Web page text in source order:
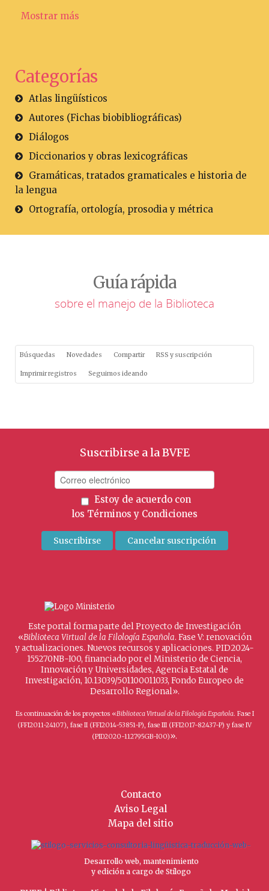
Mostrar más
Categorías
Atlas lingüísticos
Autores (Fichas biobibliográficas)
Diálogos
Diccionarios y obras lexicográficas
Gramáticas, tratados gramaticales e historia de
la lengua
Ortografía, ortología, prosodia y métrica
Guía rápida
sobre el manejo de la Biblioteca
Búsquedas Novedades Compartir RSS y suscripción
Imprimir registros Seguimos ideando
Suscribirse a la BVFE
Estoy de acuerdo con
los Términos y Condiciones
Este portal forma parte del Proyecto de Investigación
«Biblioteca Virtual de la Filología Española. Fase V: renovación
y actualizaciones. Nuevos recursos y aplicaciones. PID2024-
155270NB-I00, financiado por el Ministerio de Ciencia,
Innovación y Universidades, Agencia Estatal de
Investigación, 10.13039/501100011033, Fondo Europeo de
Desarrollo Regional».
Es continuación de los proyectos «Biblioteca Virtual de la Filología Española. Fase I
(FFI2011-24107), fase II (FFI2014-53851-P), fase III (FFI2017-82437-P) y fase IV
(PID2020-112795GB-I00)».
Contacto
Aviso Legal
Mapa del sitio
Desarrollo web, mantenimiento
y edición a cargo de Stílogo